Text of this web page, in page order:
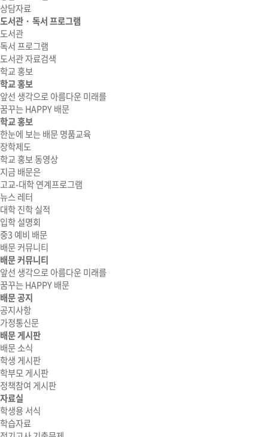
상담자료
도서관 · 독서 프로그램
도서관
독서 프로그램
도서관 자료검색
학교 홍보
학교 홍보
앞선 생각으로 아름다운 미래를
꿈꾸는 HAPPY 배문
학교 홍보
한눈에 보는 배문 명품교육
장학제도
학교 홍보 동영상
지금 배문은
고교-대학 연계프로그램
뉴스 레터
대학 진학 실적
입학 설명회
중3 예비 배문
배문 커뮤니티
배문 커뮤니티
앞선 생각으로 아름다운 미래를
꿈꾸는 HAPPY 배문
배문 공지
공지사항
가정통신문
배문 게시판
배문 소식
학생 게시판
학부모 게시판
정책참여 게시판
자료실
학생용 서식
학습자료